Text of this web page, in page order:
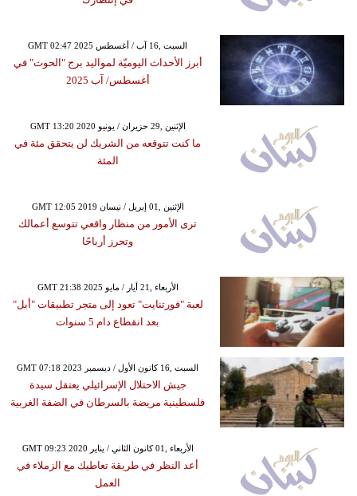
GMT 02:47 2025 السبت ,16 آب / أغسطس
أبرز الأحداث اليوميّة لمواليد برج "الحوت" في
أغسطس/ آب 2025
GMT 13:20 2020 الإثنين ,29 حزيران / يونيو
ما كنت تتوقعه من الشريك لن يتحقق مئة في
المئة
GMT 12:05 2019 الإثنين ,01 إبريل / نيسان
ترى الأمور من منظار واقعي تتوسع أعمالك
وتحرز أرباحًا
GMT 21:38 2025 الأربعاء ,21 أيار / مايو
لعبة "فورتنايت" تعود إلى متجر تطبيقات "أبل"
بعد انقطاع دام 5 سنوات
GMT 07:18 2023 السبت ,16 كانون الأول / ديسمبر
جيش الاحتلال الإسرائيلي يعتقل سيدة
فلسطينية مريضة بالسرطان في الضفة الغربية
GMT 09:23 2020 الأربعاء ,01 كانون الثاني / يناير
أعد النظر في طريقة تعاطيك مع الزملاء في
العمل